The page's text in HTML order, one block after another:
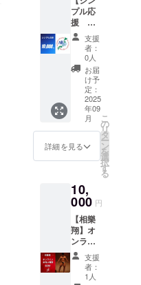
ついて
・スマ
ホ、デ
ジタル
カメラ
での撮
影は可
能です
が、三
脚を使
用して
の撮影
はご遠
慮くだ
さい。
レフで
の撮影
をされ
る場合
は必ず
撮影申
請をご
提出く
ださ
につけ
てくだ
さい。
・4歳以
上はチ
ケット
が必要
となり
ます。
・3歳以
下の場
合は、
保護者
様と同
席で観
能で
す。 ​ ​ ​ ​
撮影に
ついて
・スマ
ホ、デ
ジタル
カメラ
での撮
意事項
に従わ
ず生じ
た事故
などに
ついて
は一切
責任を
負いま
せん。 ​
・指定
エリア
に、リ
ストバ
配布し
ますの
で、終
演まで
必ず身
につけ
てくだ
さい。
・4歳以
上はチ
に従わ
ない場
合や他
のお客
様への
迷惑行
為を確
認した
場合
は、入
場をお
断りす
があり
ます。
員の指
示や注
意事項
に従わ
ず生じ
た事故
などに
ついて
は一切
購入時
には必
ず日時
と座席
をご確
認の上
お求め
くださ
い。購
入後の
変更・
払い戻
一切で
きませ
で係員
の指示
及び注
意事項
に従わ
ない場
合や他
のお客
様への
は自由
席と
なって
おりま
す。座
席数に
は限り
がござ
います
ので、
荷物を
置いて
の座席
の確保
・チ
ケット
購入時
には必
ず日時
と座席
をご確
認の上
お求め
ら6ヶ月
以内 予
約：イ
ンスタ
グラム
DM ※イ
ンスタ
グラム
より日
程の調
整をお
願いし
ます
m.com/
akn_tr3
07?
igsh=M
W1oan
pwcG9z
eXdrZA
プル応
援
10,000
円】 全
日本大
会終了
後(9/14
以降)
に、大
会写真
付きの
お礼
メッ
セージ
をメー
送りま
す。 な
お、内
容は全
員共通
となり
ますの
でご了
承くだ
支援
者：
0人
お届
け予
定：
2025
年09
月
詳細を見る
こ
の
リ
タ
ー
ン
を
選
択
す
る
10,
000 円
【相樂
翔】オ
ンライ
ンお悩
み相談
60分
支援
者：
1人